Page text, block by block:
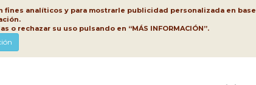
analíticos y para mostrarle publicidad personalizada en
rechazar su uso pulsando en “MÁS INFORMACIÓN”.